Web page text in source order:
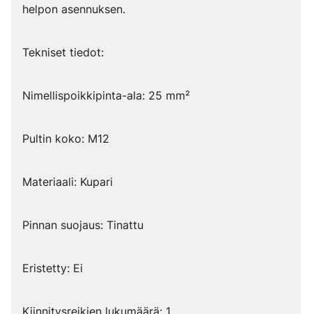
helpon asennuksen.
Tekniset tiedot:
Nimellispoikkipinta-ala: 25 mm²
Pultin koko: M12
Materiaali: Kupari
Pinnan suojaus: Tinattu
Eristetty: Ei
Kiinnitysreikien lukumäärä: 1